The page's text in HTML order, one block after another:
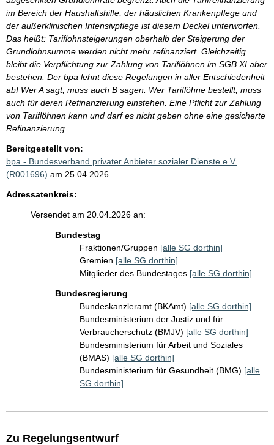
im Bereich der Haushaltshilfe, der häuslichen Krankenpflege und
der außerklinischen Intensivpflege ist diesem Deckel unterworfen.
Das heißt: Tariflohnsteigerungen oberhalb der Steigerung der
Grundlohnsumme werden nicht mehr refinanziert. Gleichzeitig
bleibt die Verpflichtung zur Zahlung von Tariflöhnen im SGB XI aber
bestehen. Der bpa lehnt diese Regelungen in aller Entschiedenheit
ab! Wer A sagt, muss auch B sagen: Wer Tariflöhne bestellt, muss
auch für deren Refinanzierung einstehen. Eine Pflicht zur Zahlung
von Tariflöhnen kann und darf es nicht geben ohne eine gesicherte
Refinanzierung.
Bereitgestellt von:
bpa - Bundesverband privater Anbieter sozialer Dienste e.V.
(R001696) am 25.04.2026
Adressatenkreis:
Versendet am 20.04.2026 an:
Bundestag
Fraktionen/Gruppen [alle SG dorthin]
Gremien [alle SG dorthin]
Mitglieder des Bundestages [alle SG dorthin]
Bundesregierung
Bundeskanzleramt (BKAmt) [alle SG dorthin]
Bundesministerium der Justiz und für
Verbraucherschutz (BMJV) [alle SG dorthin]
Bundesministerium für Arbeit und Soziales
(BMAS) [alle SG dorthin]
Bundesministerium für Gesundheit (BMG) [alle
SG dorthin]
Zu Regelungsentwurf